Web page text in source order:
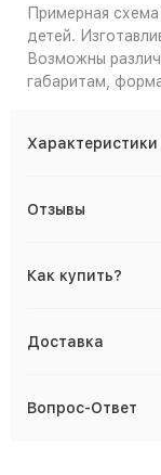
Примерная
детей.
Возможны
габаритам,
Характеристики
Отзывы
Как купить?
Доставка
Вопрос-Ответ